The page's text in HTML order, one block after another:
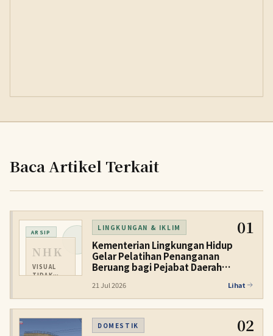
Baca Artikel Terkait
ARSIP
NHK
VISUAL
TIDAK
LINGKUNGAN & IKLIM 01
Kementerian Lingkungan Hidup
Gelar Pelatihan Penanganan
Beruang bagi Pejabat Daerah
21 Jul 2026 Lihat
DOMESTIK 02